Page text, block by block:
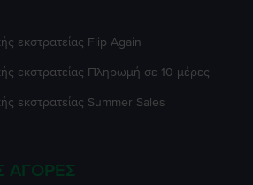
εκστρατείας Flip Again
εκστρατείας Πληρωμή σε 10 μέρες
εκστρατείας Summer Sales
ΑΓΟΡΈΣ